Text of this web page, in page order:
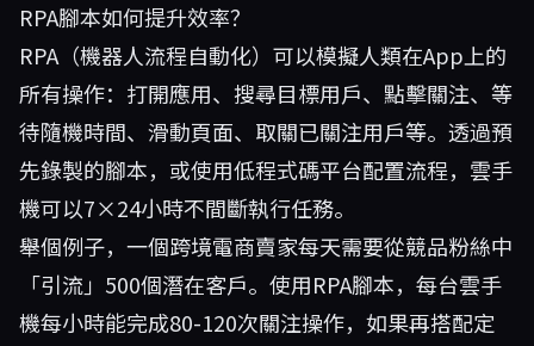
RPA腳本如何提升效率？
RPA（機器人流程自動化）可以模擬人類在App上的
所有操作：打開應用、搜尋目標用戶、點擊關注、等
待隨機時間、滑動頁面、取關已關注用戶等。透過預
先錄製的腳本，或使用低程式碼平台配置流程，雲手
機可以7×24小時不間斷執行任務。
舉個例子，一個跨境電商賣家每天需要從競品粉絲中
「引流」500個潛在客戶。使用RPA腳本，每台雲手
機每小時能完成80-120次關注操作，如果再搭配定